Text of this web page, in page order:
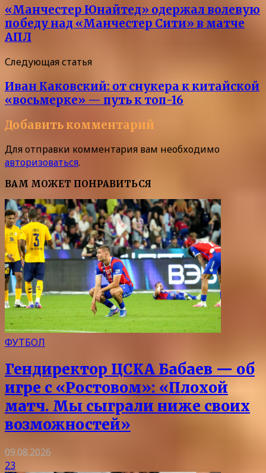
«Манчестер Юнайтед» одержал волевую
победу над «Манчестер Сити» в матче
АПЛ
Следующая статья
Иван Каковский: от снукера к китайской
«восьмерке» — путь к топ-16
Добавить комментарий
Для отправки комментария вам необходимо
авторизоваться.
ВАМ МОЖЕТ ПОНРАВИТЬСЯ
ФУТБОЛ
Гендиректор ЦСКА Бабаев — об
игре с «Ростовом»: «Плохой
матч. Мы сыграли ниже своих
возможностей»
09.08.2026
23